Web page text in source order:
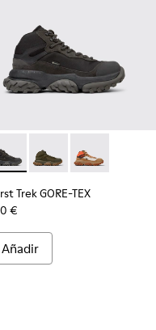
de piel negras
004Trek GORE-TEX -
Karst Trek GORE-
Karst Trek
Trek GORE-TEX
€
Añadir